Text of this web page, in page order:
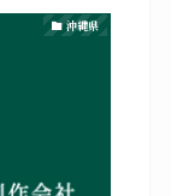
沖縄県